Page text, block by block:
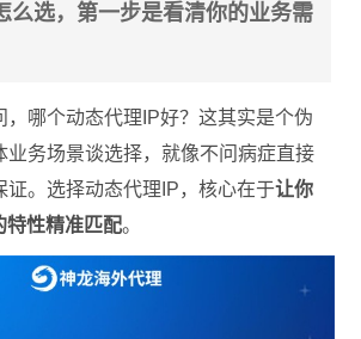
么选，第一步是看清你的业务需
，哪个动态代理IP好？这其实是个伪
业务场景谈选择，就像不问病症直接
证。选择动态代理IP，核心在于让你
特性精准匹配。